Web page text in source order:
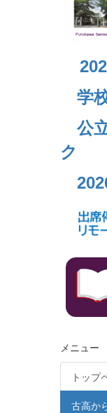
学
公
ク
メニュー
トップ
古高か